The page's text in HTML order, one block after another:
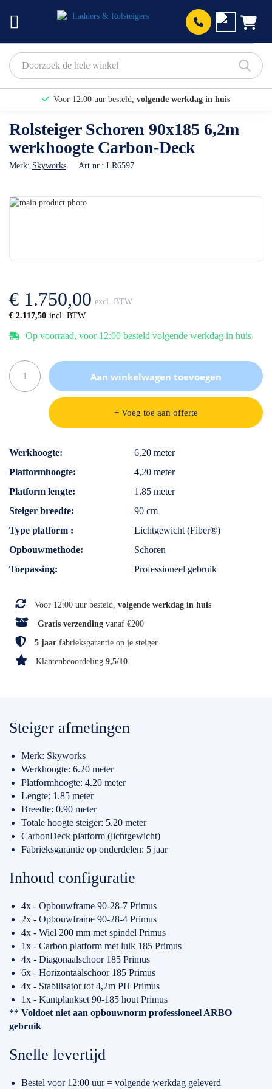
Voor 12:00 uur besteld, volgende werkdag in huis
Bekijk hier onze Actiepagina
Binnen 1 dag eengratis offerte
Rolsteiger Schoren 90x185 6,2m
werkhoogte Carbon-Deck
Merk: Skyworks Art.nr.: LR6597
Ga
gallerij
€ 2.117,50
€ 1.750,00
Op voorraad, voor 12:00 besteld volgende werkdag in huis
Aan winkelwagen toevoegen
+ Voeg toe aan offerte
Specificaties
Werkhoogte
6,20 meter
Platformhoogte
4,20 meter
Platform lengte
1.85 meter
Steiger breedte
90 cm
Type platform
Lichtgewicht (Fiber®)
Opbouwmethode
Schoren
Toepassing
Professioneel gebruik
Voor 12:00 uur besteld, volgende werkdag in huis
Gratis verzending vanaf €200
5 jaar fabrieksgarantie op je steiger
Klantenbeoordeling 9,5/10
Steiger afmetingen
Merk: Skyworks
Werkhoogte: 6.20 meter
Platformhoogte: 4.20 meter
Lengte: 1.85 meter
Breedte: 0.90 meter
Totale hoogte steiger: 5.20 meter
CarbonDeck platform (lichtgewicht)
Fabrieksgarantie op onderdelen: 5 jaar
Inhoud configuratie
4x - Opbouwframe 90-28-7 Primus
2x - Opbouwframe 90-28-4 Primus
4x - Wiel 200 mm met spindel Primus
1x - Carbon platform met luik 185 Primus
4x - Diagonaalschoor 185 Primus
6x - Horizontaalschoor 185 Primus
4x - Stabilisator tot 4,2m PH Primus
1x - Kantplankset 90-185 hout Primus
** Voldoet niet aan opbouwnorm professioneel ARBO
gebruik
Snelle levertijd
Bestel voor 12:00 uur = volgende werkdag geleverd